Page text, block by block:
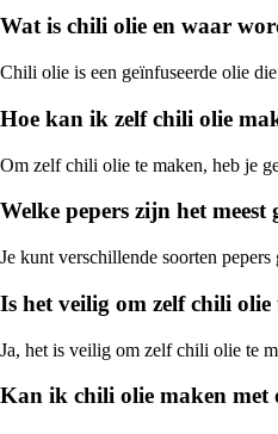
Wat is chili olie en waar
Chili olie is een geïnfuseerde olie
Hoe kan ik zelf chili olie
Om zelf chili olie te maken, heb je
Welke pepers zijn het
Je kunt verschillende soorten
Is het veilig om zelf chili olie
Ja, het is veilig om zelf chili olie te
Kan ik chili olie maken met